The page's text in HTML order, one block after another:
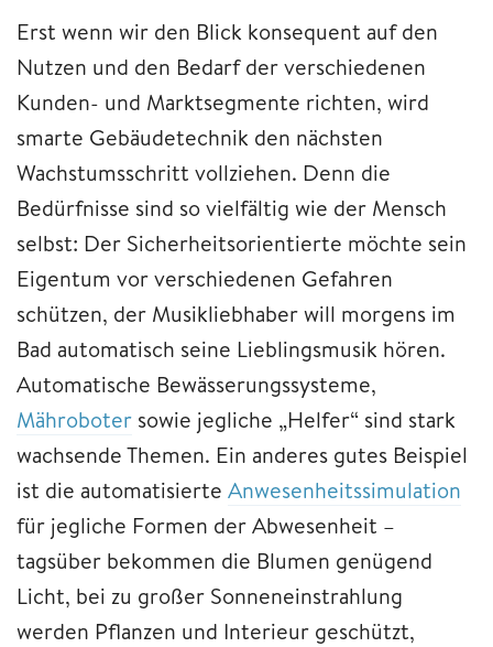
Erst wenn wir den Blick konsequent auf den
Nutzen und den Bedarf der verschiedenen
Kunden- und Marktsegmente richten, wird
smarte Gebäudetechnik den nächsten
Wachstumsschritt vollziehen. Denn die
Bedürfnisse sind so vielfältig wie der Mensch
selbst: Der Sicherheitsorientierte möchte sein
Eigentum vor verschiedenen Gefahren
schützen, der Musikliebhaber will morgens im
Bad automatisch seine Lieblingsmusik hören.
Automatische Bewässerungssysteme,
Mähroboter sowie jegliche „Helfer“ sind stark
wachsende Themen. Ein anderes gutes Beispiel
ist die automatisierte Anwesenheitssimulation
für jegliche Formen der Abwesenheit –
tagsüber bekommen die Blumen genügend
Licht, bei zu großer Sonneneinstrahlung
werden Pflanzen und Interieur geschützt,